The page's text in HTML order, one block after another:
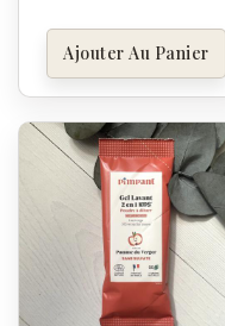
Ajouter Au Panier